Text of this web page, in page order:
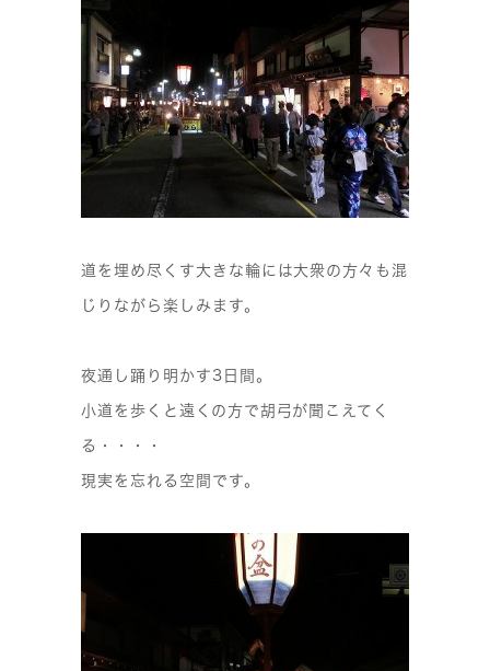
道を埋め尽くす大きな輪には大衆の方々も混
じりながら楽しみます。
夜通し踊り明かす3日間。
小道を歩くと遠くの方で胡弓が聞こえてく
る・・・・
現実を忘れる空間です。